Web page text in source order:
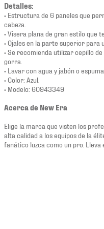
Detalles:
• Estructura de 6 paneles que
cabeza.
• Visera plana de gran estilo que
• Ojales en la parte superior para
• Se recomienda utilizar cepillo
gorra.
• Lavar con agua y jabón o
• Color: Azul.
• Modelo: 60943349
Acerca de New Era
Elige la marca que visten los
alta calidad a los equipos de la
fanático luzca como un pro. Lleva